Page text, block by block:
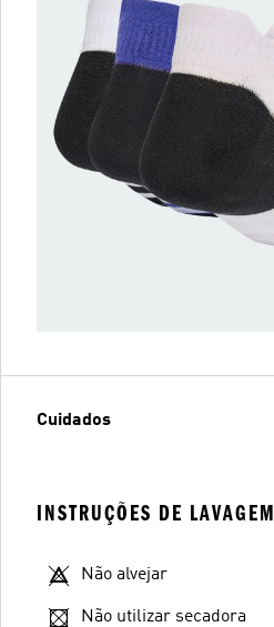
Cuidados
INSTRUÇÕES DE LAVAGEM
Não alvejar
Não utilizar secadora